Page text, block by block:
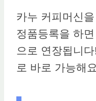
카누 커피머신
정품등록을 하
으로 연장됩니
로 바로 가능해